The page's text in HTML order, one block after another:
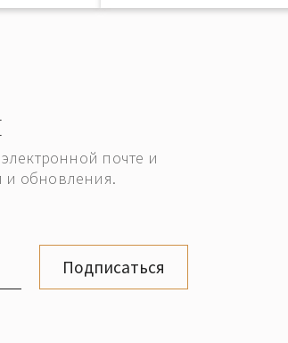
почте и
и обновления.
Подписаться